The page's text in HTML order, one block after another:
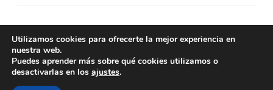
Copyright 2023
Sindical Universidad
Utilizamos cookies para ofrecerte la mejor experiencia en
nuestra web.
Puedes aprender más sobre qué cookies utilizamos o
desactivarlas en los ajustes.